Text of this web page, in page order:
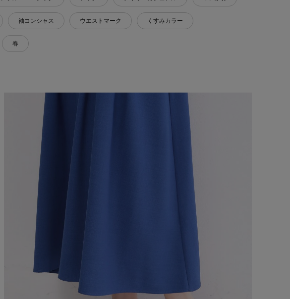
袖コンシャス ウエストマーク くすみカラー
春